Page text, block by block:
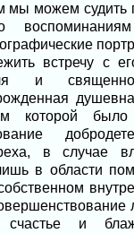
мы можем судить
встречу с
и
которой было
в случае
в области
и